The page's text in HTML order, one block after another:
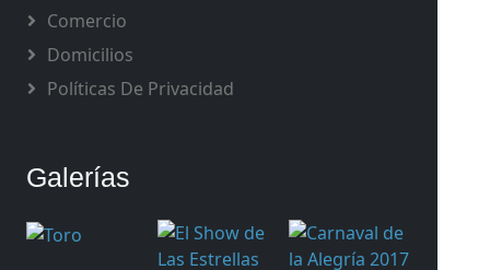
Comercio
Domicilios
Políticas De Privacidad
Galerías